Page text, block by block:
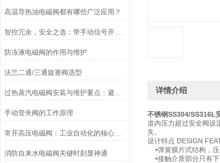
高温导热油电磁阀都有哪些广泛应用？
智控冗余，安全之选：带手动信号开关电磁阀，双模驱动的可靠保障
防冻液电磁阀的作用与维护
法兰二通/三通旋塞阀选型
手动管夹阀的工作原理
常开高压电磁阀：工业自动化的核心元件
消防自来水电磁阀关键时刻显神通
详情介绍
不锈钢SS304/SS316L
道内压力超过安全阀设
失。
设计特点 DESIGN
•弹簧膜片式结构，
•接触介质部分只有